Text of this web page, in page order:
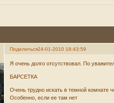
Поделиться24-01-2010 18:43:59
Я очень долго отсутствовал. По
БАРСЕТКА
Очень трудно искать в темной комнате
Особенно, если ее там нет